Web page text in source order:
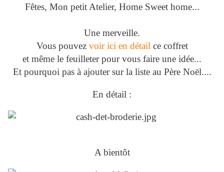
Fêtes, Mon petit Atelier, Home Sweet home...
Une merveille.
Vous pouvez voir ici en détail ce coffret
et même le feuilleter pour vous faire une idée...
Et pourquoi pas à ajouter sur la liste au Père Noël....
En détail :
A bientôt